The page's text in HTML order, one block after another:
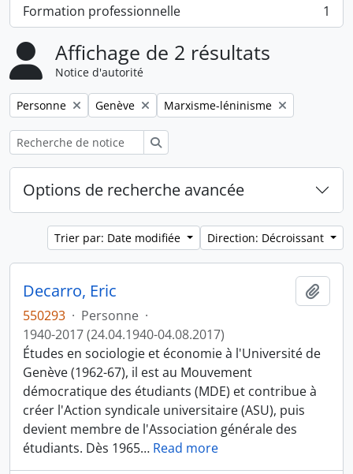
Formation professionnelle
, 1 résultats 1
Affichage de 2 résultats
Notice d'autorité
Remove filter:
Personne Remove filter:
Genève Remove filter:
Marxisme-léninisme
Options de recherche avancée
Trier par: Date modifiée Direction: Décroissant
Decarro, Eric
550293 · Personne ·
1940-2017 (24.04.1940-04.08.2017)
Études en sociologie et économie à l'Université de
Genève (1962-67), il est au Mouvement
démocratique des étudiants (MDE) et contribue à
créer l'Action syndicale universitaire (ASU), puis
devient membre de l'Association générale des
étudiants. Dès 1965… Read more